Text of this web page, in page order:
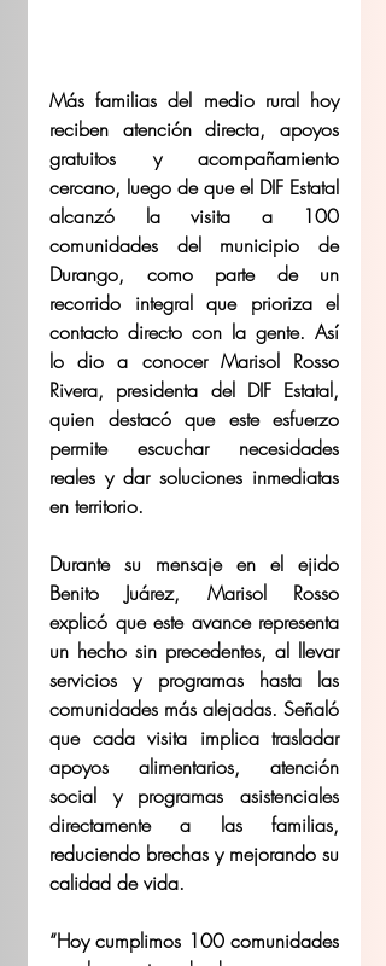
Más familias del medio rural hoy
reciben atención directa, apoyos
gratuitos y acompañamiento
cercano, luego de que el DIF Estatal
alcanzó la visita a 100
comunidades del municipio de
Durango, como parte de un
recorrido integral que prioriza el
contacto directo con la gente. Así
lo dio a conocer Marisol Rosso
Rivera, presidenta del DIF Estatal,
quien destacó que este esfuerzo
permite escuchar necesidades
reales y dar soluciones inmediatas
en territorio.
Durante su mensaje en el ejido
Benito Juárez, Marisol Rosso
explicó que este avance representa
un hecho sin precedentes, al llevar
servicios y programas hasta las
comunidades más alejadas. Señaló
que cada visita implica trasladar
apoyos alimentarios, atención
social y programas asistenciales
directamente a las familias,
reduciendo brechas y mejorando su
calidad de vida.
“Hoy cumplimos 100 comunidades